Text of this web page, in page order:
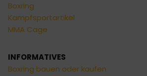
Boxring
Kampfsportartikel
MMA Cage
INFORMATIVES
Boxring bauen oder kaufen